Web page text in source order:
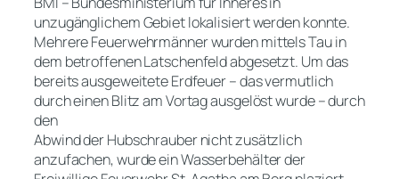
unzugänglichem Gebiet lokalisiert werden konnte.
Mehrere Feuerwehrmänner wurden mittels Tau in
dem betroffenen Latschenfeld abgesetzt. Um das
bereits ausgeweitete Erdfeuer – das vermutlich
durch einen Blitz am Vortag ausgelöst wurde – durch
den
Abwind der Hubschrauber nicht zusätzlich
anzufachen, wurde ein Wasserbehälter der